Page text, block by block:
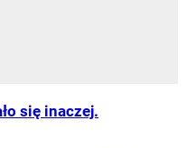
się inaczej.